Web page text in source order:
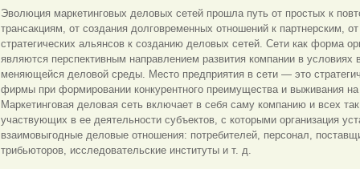
Эволюция маркетинговых деловых сетей прошла путь от простых к
трансакциям, от создания долговременных отношений к партнерским,
стратегических альянсов к созданию деловых сетей. Сети как форма
являются перспективным направлением развития компании в условиях
меняющейся деловой среды. Место предприятия в сети — это
фирмы при формировании конкурентного преимущества и выживания
Маркетинговая деловая сеть включает в себя саму компанию и всех
участвующих в ее деятельности субъектов, с которыми организация
взаимовыгодные деловые отношения: потребителей, персонал,
трибьюторов, исследовательские институты и т. д.